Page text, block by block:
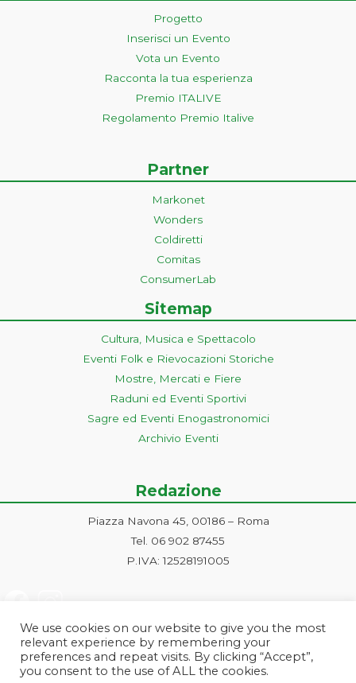
Progetto
Inserisci un Evento
Vota un Evento
Racconta la tua esperienza
Premio ITALIVE
Regolamento Premio Italive
Partner
Markonet
Wonders
Coldiretti
Comitas
ConsumerLab
Sitemap
Cultura, Musica e Spettacolo
Eventi Folk e Rievocazioni Storiche
Mostre, Mercati e Fiere
Raduni ed Eventi Sportivi
Sagre ed Eventi Enogastronomici
Archivio Eventi
Redazione
Piazza Navona 45, 00186 – Roma
Tel. 06 902 87455
P.IVA: 12528191005
We use cookies on our website to give you the most
relevant experience by remembering your
preferences and repeat visits. By clicking “Accept”,
you consent to the use of ALL the cookies.